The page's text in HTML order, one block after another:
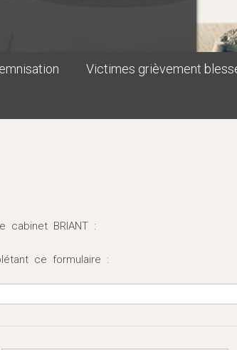
Victimes grièvement
cabinet BRIANT :
ce formulaire :